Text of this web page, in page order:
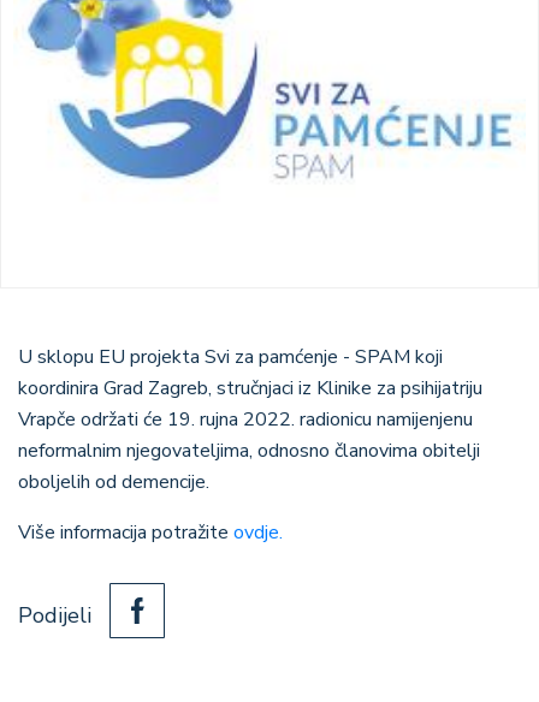
U sklopu EU projekta Svi za pamćenje - SPAM koji
koordinira Grad Zagreb, stručnjaci iz Klinike za psihijatriju
Vrapče održati će 19. rujna 2022. radionicu namijenjenu
neformalnim njegovateljima, odnosno članovima obitelji
oboljelih od demencije.
Više informacija potražite ovdje.
Podijeli